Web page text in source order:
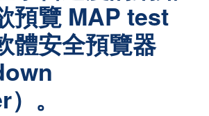
預覽 MAP test
體安全預覽器
。